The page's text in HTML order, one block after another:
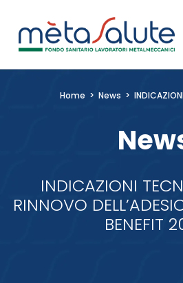
contenuto
navigazione
Home > News >
INDICAZIONI
RINNOVO
BENEFIT